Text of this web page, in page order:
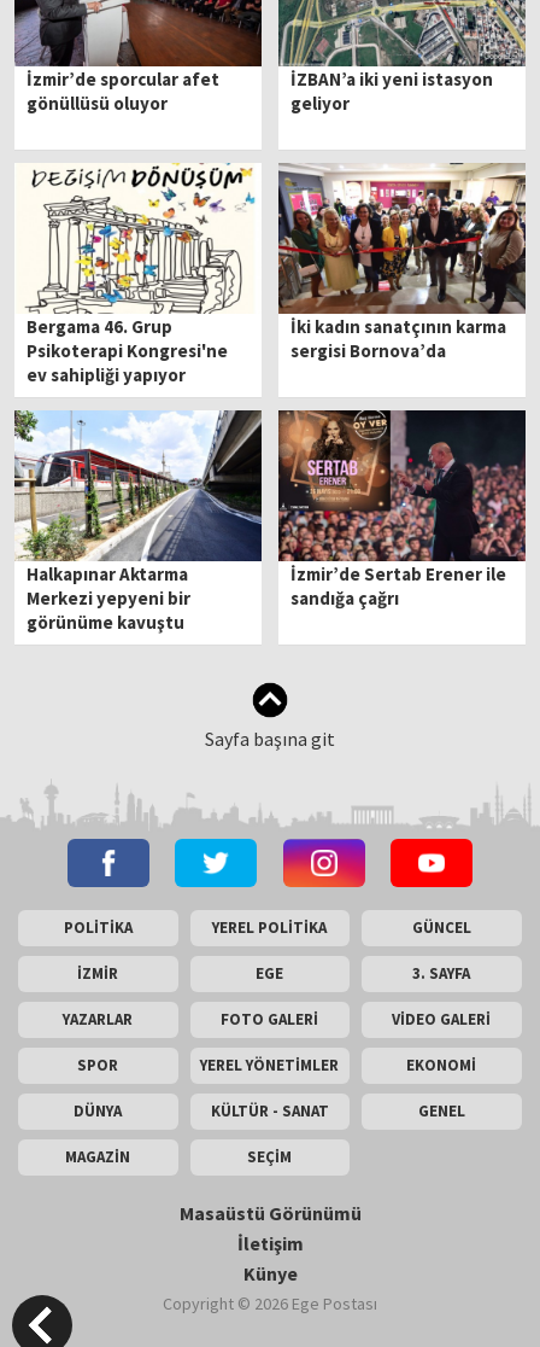
İzmir’de sporcular afet
gönüllüsü oluyor
İZBAN’a iki yeni istasyon
geliyor
Bergama 46. Grup
Psikoterapi Kongresi'ne
ev sahipliği yapıyor
İki kadın sanatçının karma
sergisi Bornova’da
Halkapınar Aktarma
Merkezi yepyeni bir
görünüme kavuştu
İzmir’de Sertab Erener ile
sandığa çağrı
Sayfa başına git
POLİTİKA YEREL POLİTİKA GÜNCEL
İZMİR EGE 3. SAYFA
YAZARLAR FOTO GALERİ VİDEO GALERİ
SPOR YEREL YÖNETİMLER EKONOMİ
DÜNYA KÜLTÜR - SANAT GENEL
MAGAZİN SEÇİM
Masaüstü Görünümü
İletişim
Künye
Copyright © 2026 Ege Postası